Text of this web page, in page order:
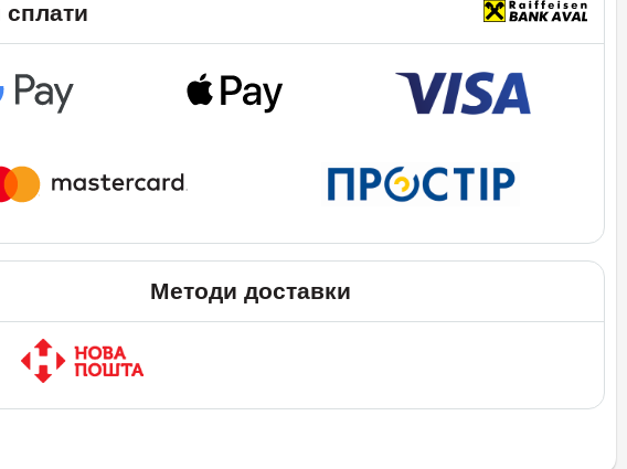
Методи доставки